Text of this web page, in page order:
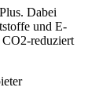
Dabei
und E-
CO2-reduziert